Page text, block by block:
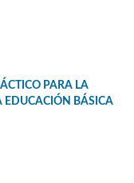
PARA LA
EDUCACIÓN BÁSICA